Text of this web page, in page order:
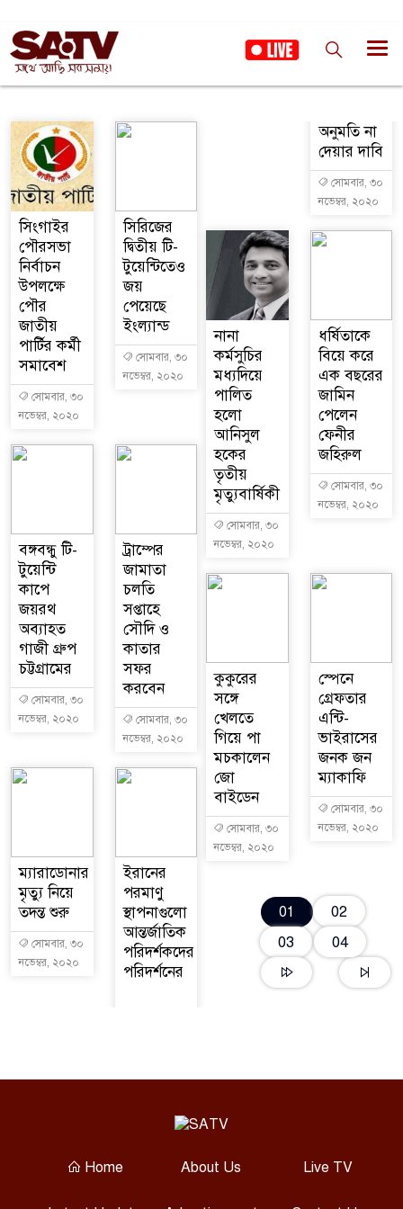
সিংগাইর
পৌরসভা
নির্বাচন
উপলক্ষে
পৌর
জাতীয়
পার্টির কর্মী
সমাবেশ
নভেম্বর, ২০২০
সিরিজের
দ্বিতীয় টি-
টুয়েন্টিতেও
জয়
পেয়েছে
ইংল্যান্ড
নভেম্বর, ২০২০
বঙ্গবন্ধু টি-
টুয়েন্টি
কাপে
জয়রথ
অব্যাহত
গাজী গ্রুপ
চট্টগ্রামের
নভেম্বর, ২০২০
ট্রাম্পের
জামাতা
চলতি
সপ্তাহে
সৌদি ও
কাতার
সফর
করবেন
নভেম্বর, ২০২০
ম্যারাডোনার
মৃত্যু নিয়ে
তদন্ত শুরু
নভেম্বর, ২০২০
ইরানের
পরমাণু
স্থাপনাগুলো
আন্তর্জাতিক
পরিদর্শকদের
পরিদর্শনের
অনুমতি না
দেয়ার দাবি
নভেম্বর, ২০২০
নানা
কর্মসুচির
মধ্যদিয়ে
পালিত
হলো
আনিসুল
হকের
তৃতীয়
মৃত্যুবার্ষিকী
নভেম্বর, ২০২০
ধর্ষিতাকে
বিয়ে করে
এক বছরের
জামিন
পেলেন
ফেনীর
জহিরুল
নভেম্বর, ২০২০
কুকুরের
সঙ্গে
খেলতে
গিয়ে পা
মচকালেন
জো
বাইডেন
নভেম্বর, ২০২০
স্পেনে
গ্রেফতার
এন্টি-
ভাইরাসের
জনক জন
ম্যাকাফি
নভেম্বর, ২০২০
01
02
03
04
Home About Us Live TV